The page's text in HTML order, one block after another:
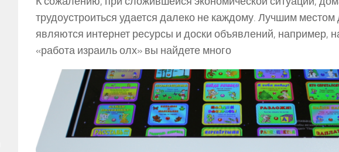
трудоустроиться удается далеко не каждому. Лучшим местом
являются интернет ресурсы и доски объявлений, например,
«работа израиль олх» вы найдете много